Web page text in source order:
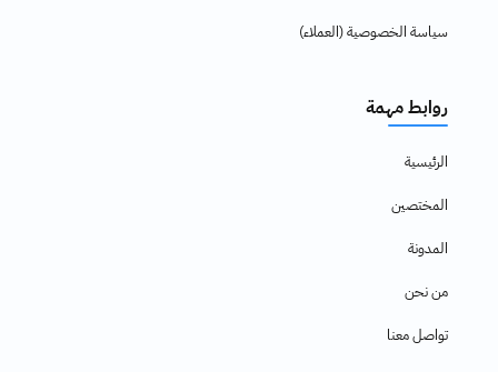
سياسة الخصوصية (العملاء)
روابط مهمة
الرئيسية
المختصين
المدونة
من نحن
تواصل معنا